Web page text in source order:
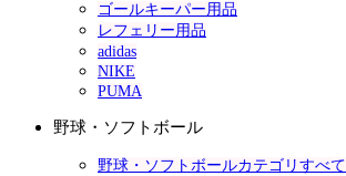
ゴールキーパー用品
レフェリー用品
adidas
NIKE
PUMA
野球・ソフトボール
野球・ソフトボールカテゴリすべて